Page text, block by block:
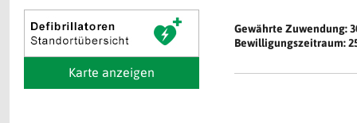
Karte anzeigen
Gewährte Zuwendung:
Bewilligungszeitraum: